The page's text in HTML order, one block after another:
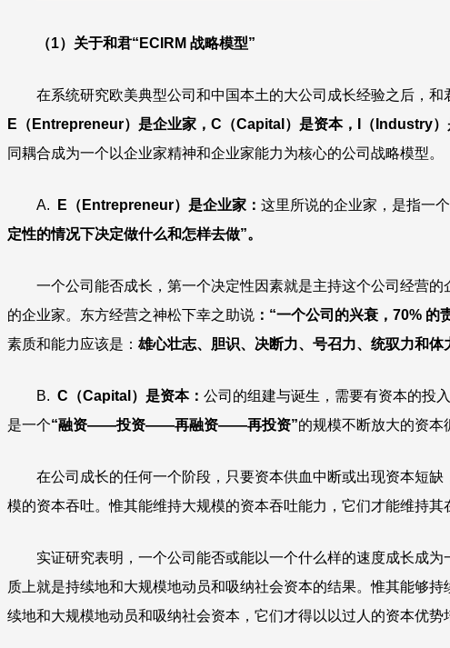
（1）关于和君“ECIRM 战略模型”
在系统研究欧美典型公司和中国本土的大公司成长经验之后，
E（Entrepreneur）是企业家，C（Capital）是资本，I（Industry
同耦合成为一个以企业家精神和企业家能力为核心的公司战略模型。
A. E（Entrepreneur）是企业家： 这里所说的企业家，是指一
定性的情况下决定做什么和怎样去做”。
一个公司能否成长，第一个决定性因素就是主持这个公司经营
的企业家。东方经营之神松下幸之助说 ：“一个公司的兴衰，70% 的
素质和能力应该是： 雄心壮志、胆识、决断力、号召力、统驭力和体
B. C（Capital）是资本： 公司的组建与诞生，需要有资本的投
是一个“融资——投资——再融资——再投资”的规模不断放大的资本
在公司成长的任何一个阶段，只要资本供血中断或出现资本短
模的资本吞吐。惟其能维持大规模的资本吞吐能力，它们才能维持其
实证研究表明，一个公司能否或能以一个什么样的速度成长成
质上就是持续地和大规模地动员和吸纳社会资本的结果。惟其能够
续地和大规模地动员和吸纳社会资本，它们才得以以过人的资本优